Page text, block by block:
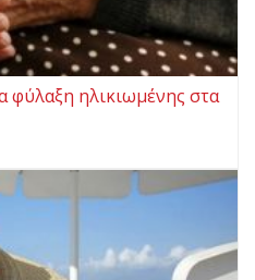
φύλαξη ηλικιωμένης στα